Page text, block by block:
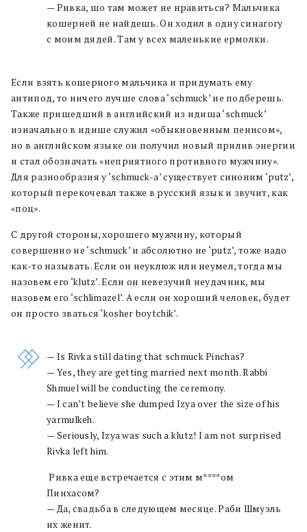
— Ривка, шо там может не нравиться? Мальчика
кошерней не найдешь. Он ходил в одну синагогу
с моим дядей. Там у всех маленькие ермолки.
Если взять кошерного мальчика и придумать ему
антипод, то ничего лучше словa ‘schmuck’ не подберешь.
Также пришедший в английский из идиша ‘schmuck’
изначально в идише служил «обыкновенным пенисом»,
но в английском языке он получил новый прилив энергии
и стал обозначать «неприятного противного мужчину».
Для разнообразия у ‘schmuck-а’ существует синоним ‘putz’,
который перекочевал также в русский язык и звучит, как
«поц».
С другой стороны, хорошего мужчину, который
совершенно не ‘schmuck’ и абсолютно не ‘putz’, тоже надо
как-то называть. Если он неуклюж или неумел, тогда мы
назовем его ‘klutz’. Если он невезучий неудачник, мы
назовем его ‘schlimazel’. А если он хороший человек, будет
он просто зваться ‘kosher boytchik’.
— Is Rivka still dating that schmuck Pinchas?
— Yes, they are getting married next month. Rabbi
Shmuel will be conducting the ceremony.
— I can’t believe she dumped Izya over the size of his
yarmulkeh.
— Seriously, Izya was such a klutz! I am not surprised
Rivka left him.
Ривка еще встречается с этим м****ом
Пинхасом?
— Да, свадьба в следующем месяце. Раби Шмуэль
их женит.